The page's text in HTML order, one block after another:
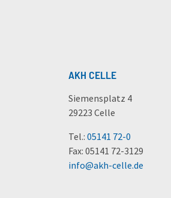
AKH CELLE
Siemensplatz 4
29223 Celle
Tel.: 05141 72-0
Fax: 05141 72-3129
info@akh-celle.de